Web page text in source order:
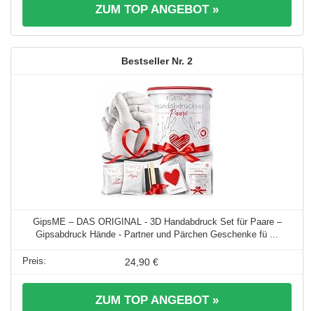
ZUM TOP ANGEBOT »
2
GipsME – DAS ORIGINAL - 3D Handabdruck Set für Paare –
Gipsabdruck Hände - Partner und Pärchen Geschenke fü ...
24,90 €
ZUM TOP ANGEBOT »